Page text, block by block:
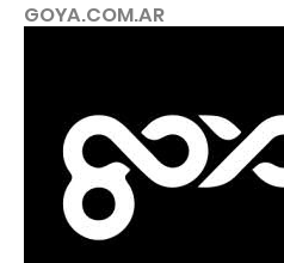
GOYA.COM.AR